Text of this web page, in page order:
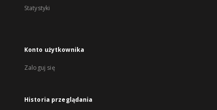
Statystyki
Konto użytkownika
Zaloguj się
Historia przeglądania